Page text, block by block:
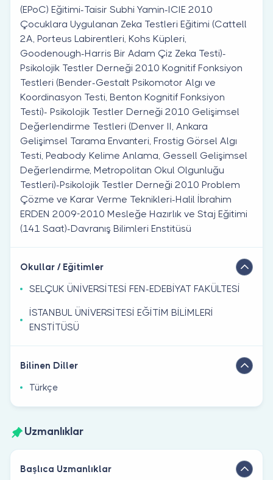
(EPoC) Eğitimi-Taisir Subhi Yamin-ICIE 2010
Çocuklara Uygulanan Zeka Testleri Eğitimi (Cattell
2A, Porteus Labirentleri, Kohs Küpleri,
Goodenough-Harris Bir Adam Çiz Zeka Testi)-
Psikolojik Testler Derneği 2010 Kognitif Fonksiyon
Testleri (Bender-Gestalt Psikomotor Algı ve
Koordinasyon Testi, Benton Kognitif Fonksiyon
Testi)- Psikolojik Testler Derneği 2010 Gelişimsel
Değerlendirme Testleri (Denver II, Ankara
Gelişimsel Tarama Envanteri, Frostig Görsel Algı
Testi, Peabody Kelime Anlama, Gessell Gelişimsel
Değerlendirme, Metropolitan Okul Olgunluğu
Testleri)-Psikolojik Testler Derneği 2010 Problem
Çözme ve Karar Verme Teknikleri-Halil İbrahim
ERDEN 2009-2010 Mesleğe Hazırlık ve Staj Eğitimi
(141 Saat)-Davranış Bilimleri Enstitüsü
Okullar / Eğitimler
SELÇUK ÜNİVERSİTESİ FEN-EDEBİYAT FAKÜLTESİ
İSTANBUL ÜNİVERSİTESİ EĞİTİM BİLİMLERİ
ENSTİTÜSÜ
Bilinen Diller
Türkçe
Uzmanlıklar
Başlıca Uzmanlıklar